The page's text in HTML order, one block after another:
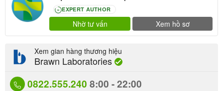
80 EXPERT AUTHOR
Nhờ tư vấn Xem hồ sơ
0822.555.240 8:00 - 22:00
Xem gian hàng thương hiệu
Brawn Laboratories